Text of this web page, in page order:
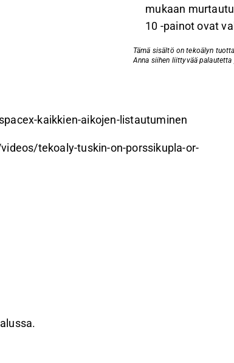
mukaan
10 -painot ovat
Tämä sisältö on tekoälyn
Anna siihen liittyvää palautetta
kaikkien-aikojen-listautuminen
tekoaly-tuskin-on-porssikupla-or-